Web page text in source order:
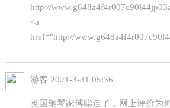
http://
<a
href="http://
游客 2021-3-31 05:36
英国钢琴家傅聪走了，网上评价为